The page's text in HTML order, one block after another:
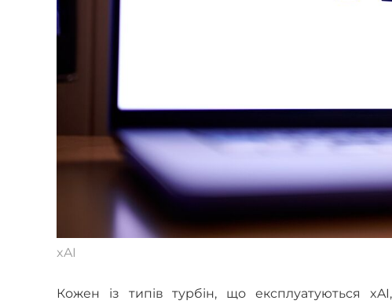
xAI
Кожен із типів турбін, що експлуатуються